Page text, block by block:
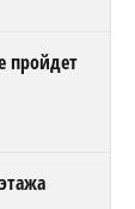
пройдет